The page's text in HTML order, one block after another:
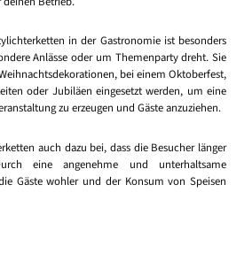
in der Gastronomie ist besonders
Anlässe oder um Themenparty dreht. Sie
bei einem Oktoberfest,
oder Jubiläen eingesetzt werden, um eine
zu erzeugen und Gäste anzuziehen.
auch dazu bei, dass die Besucher länger
eine angenehme und unterhaltsame
Gäste wohler und der Konsum von Speisen